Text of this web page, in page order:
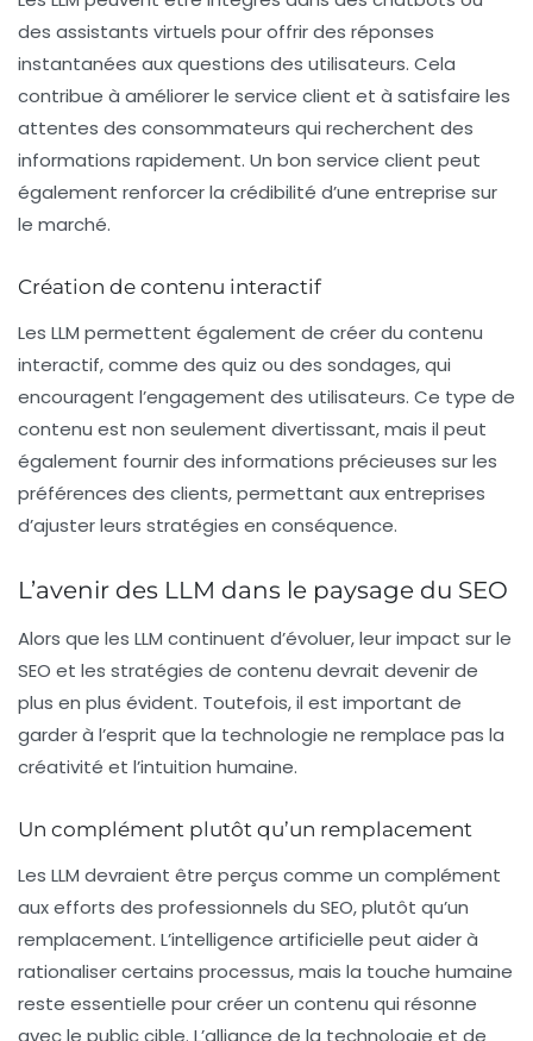
des assistants virtuels pour offrir des réponses
instantanées aux questions des utilisateurs. Cela
contribue à améliorer le service client et à satisfaire les
attentes des consommateurs qui recherchent des
informations rapidement. Un bon service client peut
également renforcer la crédibilité d’une entreprise sur
le marché.
Création de contenu interactif
Les LLM permettent également de créer du contenu
interactif, comme des quiz ou des sondages, qui
encouragent l’engagement des utilisateurs. Ce type de
contenu est non seulement divertissant, mais il peut
également fournir des informations précieuses sur les
préférences des clients, permettant aux entreprises
d’ajuster leurs stratégies en conséquence.
L’avenir des LLM dans le paysage du SEO
Alors que les LLM continuent d’évoluer, leur impact sur le
SEO et les stratégies de contenu devrait devenir de
plus en plus évident. Toutefois, il est important de
garder à l’esprit que la technologie ne remplace pas la
créativité et l’intuition humaine.
Un complément plutôt qu’un remplacement
Les LLM devraient être perçus comme un complément
aux efforts des professionnels du SEO, plutôt qu’un
remplacement. L’intelligence artificielle peut aider à
rationaliser certains processus, mais la touche humaine
reste essentielle pour créer un contenu qui résonne
avec le public cible. L’alliance de la technologie et de